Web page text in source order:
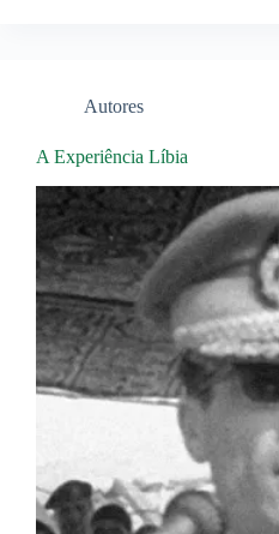
Autores
A Experiência Líbia